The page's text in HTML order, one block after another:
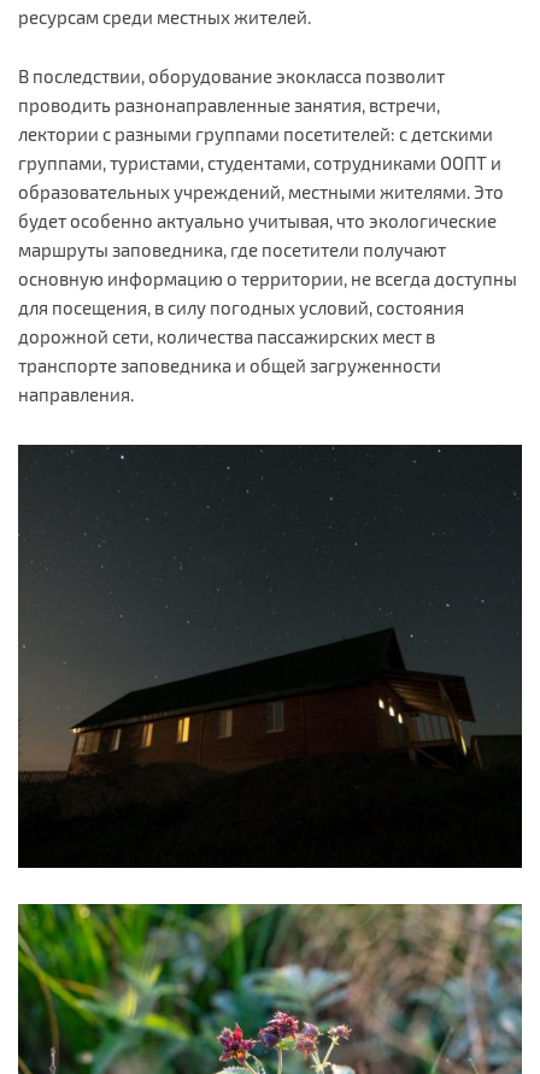
ресурсам среди местных жителей.
В последствии, оборудование экокласса позволит
проводить разнонаправленные занятия, встречи,
лектории с разными группами посетителей: с детскими
группами, туристами, студентами, сотрудниками ООПТ и
образовательных учреждений, местными жителями. Это
будет особенно актуально учитывая, что экологические
маршруты заповедника, где посетители получают
основную информацию о территории, не всегда доступны
для посещения, в силу погодных условий, состояния
дорожной сети, количества пассажирских мест в
транспорте заповедника и общей загруженности
направления.